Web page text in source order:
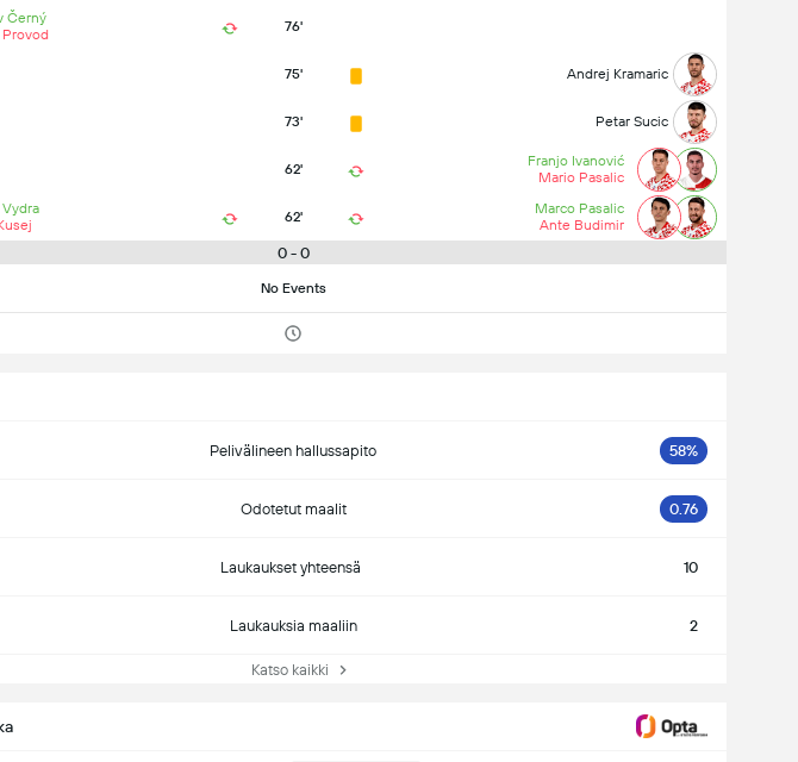
Černý
Provod
76'
75' Andrej Kramaric
73' Petar Sucic
62'
Franjo Ivanović
Mario Pasalic
62'
Marco Pasalic
Ante Budimir
0 - 0
No Events
Pelivälineen hallussapito 58%
Odotetut maalit 0.76
Laukaukset yhteensä 10
Laukauksia maaliin 2
Katso kaikki